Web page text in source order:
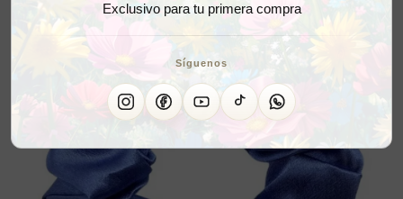
Exclusivo para tu primera compra
Síguenos